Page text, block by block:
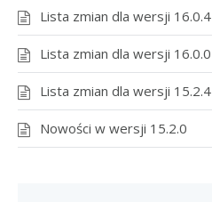
Lista zmian dla wersji 16.0.4
Lista zmian dla wersji 16.0.0
Lista zmian dla wersji 15.2.4
Nowości w wersji 15.2.0